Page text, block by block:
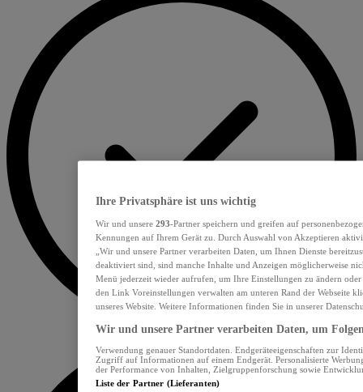
Ihre Privatsphäre ist uns wichtig
Wir und unsere 293-Partner speichern und greifen auf
Kennungen auf Ihrem Gerät zu. Durch Auswahl von Akzeptieren
„Wir und unsere Partner verarbeiten Daten, um Ihnen Dienste
deaktiviert sind, sind manche Inhalte und Anzeigen möglicherweise
Menü jederzeit wieder aufrufen, um Ihre Einstellungen zu ändern
den Link Voreinstellungen verwalten am unteren Rand der Webseite
unseres Website. Weitere Informationen finden Sie in unserer
Wir und unsere Partner verarbeiten Daten, um
Verwendung genauer Standortdaten. Endgeräteeigenschaften zur
Zugriff auf Informationen auf einem Endgerät. Personalisierte
der Performance von Inhalten, Zielgruppenforschung sowie
Liste der Partner (Lieferanten)